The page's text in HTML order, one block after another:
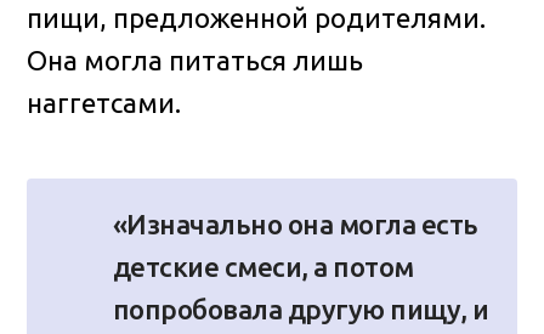
пищи, предложенной родителями.
Она могла питаться лишь
наггетсами.
«Изначально она могла есть
детские смеси, а потом
попробовала другую пищу, и